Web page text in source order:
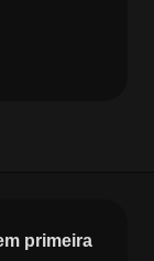
primeira